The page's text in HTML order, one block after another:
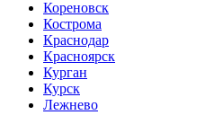
Кореновск
Кострома
Краснодар
Красноярск
Курган
Курск
Лежнево